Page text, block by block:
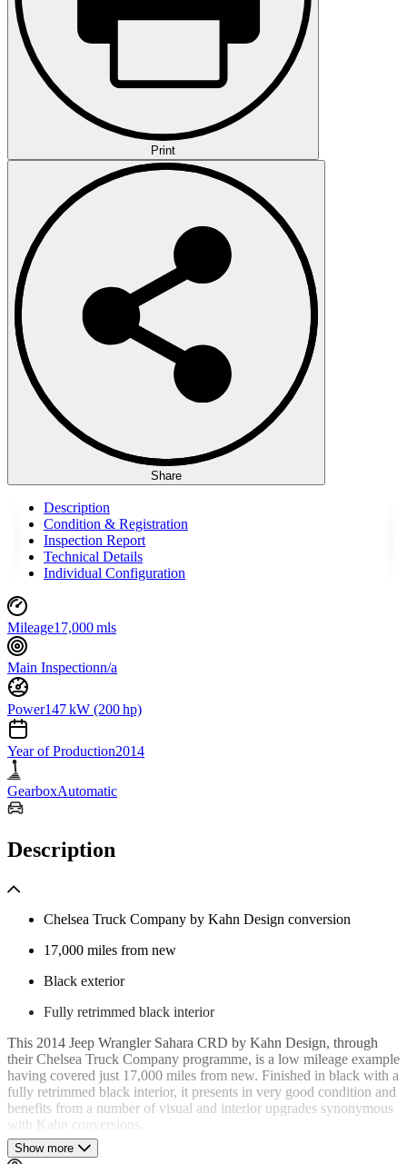
Print
Share
Description
Condition & Registration
Inspection Report
Technical Details
Individual Configuration
Mileage17,000 mls
Main Inspectionn/a
Power147 kW (200 hp)
Year of Production2014
GearboxAutomatic
Description
Chelsea Truck Company by Kahn Design conversion
17,000 miles from new
Black exterior
Fully retrimmed black interior
This 2014 Jeep Wrangler Sahara CRD by Kahn Design, through
their Chelsea Truck Company programme, is a low mileage example
having covered just 17,000 miles from new. Finished in black with a
fully retrimmed black interior, it presents in very good condition and
benefits from a number of visual and interior upgrades synonymous
with Kahn conversions.
Based on the standard Wrangler Sahara, the Chelsea Truck
Show more